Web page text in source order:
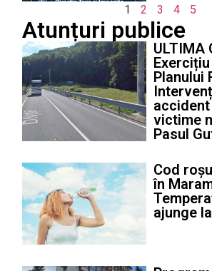
1 2 3 4 5
Atunțuri publice
ULTIMA
Planului
victime
Pasul
Cod
în
ajunge